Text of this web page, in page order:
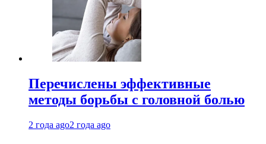
Перечислены эффективные
методы борьбы с головной болью
2 года ago2 года ago